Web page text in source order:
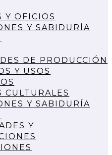
Y OFICIOS
Y SABIDURÍA
DE PRODUCCIÓN
Y USOS
CULTURALES
Y SABIDURÍA
Y